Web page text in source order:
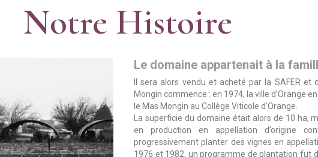
Notre Histoire
Le domaine appartenait à la
Il sera alors vendu et acheté par la SAFER et
Mongin commence : en 1974, la ville d’Orange
le Mas Mongin au Collège Viticole d’Orange.
La superficie du domaine était alors de 10 ha,
en production en appellation d’origine
progressivement planter des vignes en
1976 et 1982, un programme de plantation fut